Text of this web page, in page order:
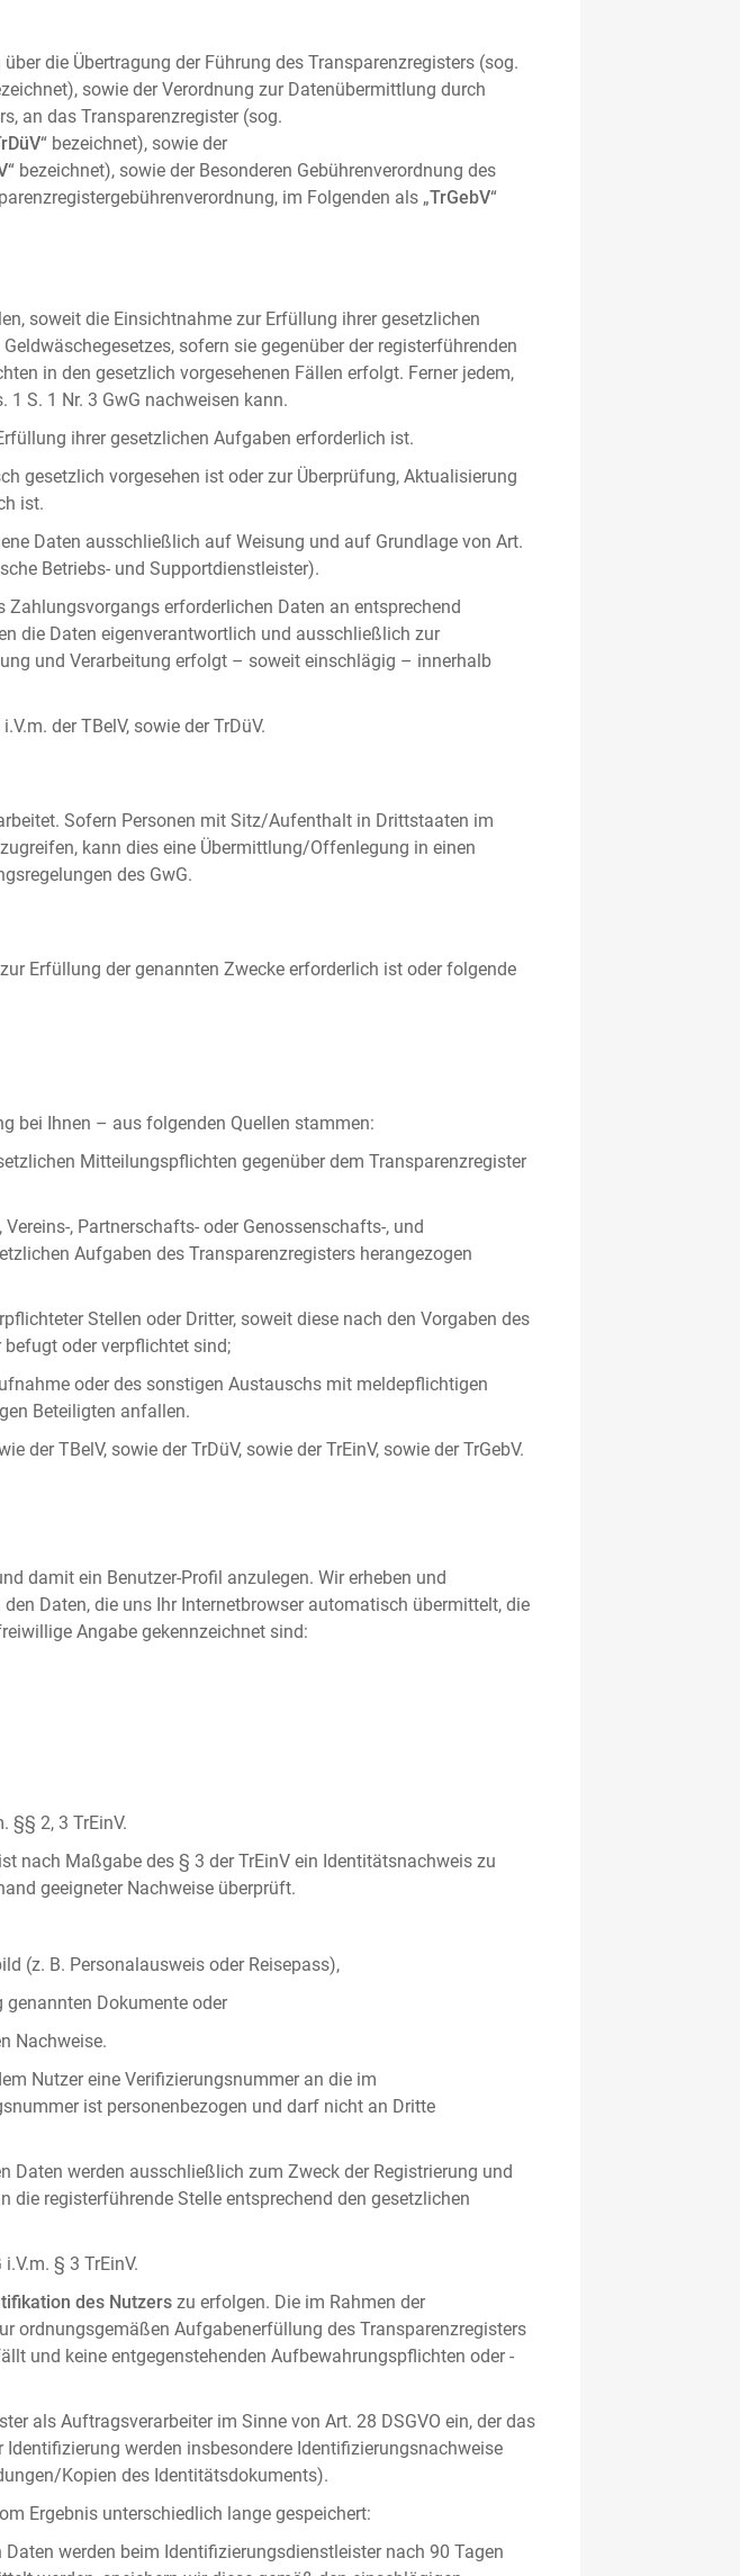
die Übertragung der Führung des Transparenzregisters (sog.
sowie der Verordnung zur Datenübermittlung durch
an das Transparenzregister (sog.
“ bezeichnet), sowie der
“ bezeichnet), sowie der Besonderen Gebührenverordnung des
im Folgenden als „TrGebV“
soweit die Einsichtnahme zur Erfüllung ihrer gesetzlichen
sofern sie gegenüber der registerführenden
in den gesetzlich vorgesehenen Fällen erfolgt. Ferner jedem,
S. 1 Nr. 3 GwG nachweisen kann.
ihrer gesetzlichen Aufgaben erforderlich ist.
gesetzlich vorgesehen ist oder zur Überprüfung, Aktualisierung
ist.
Daten ausschließlich auf Weisung und auf Grundlage von Art.
Betriebs- und Supportdienstleister).
erforderlichen Daten an entsprechend
die Daten eigenverantwortlich und ausschließlich zur
und Verarbeitung erfolgt – soweit einschlägig – innerhalb
der TBelV, sowie der TrDüV.
Sofern Personen mit Sitz/Aufenthalt in Drittstaaten im
kann dies eine Übermittlung/Offenlegung in einen
des GwG.
Erfüllung der genannten Zwecke erforderlich ist oder folgende
bei Ihnen – aus folgenden Quellen stammen:
Mitteilungspflichten gegenüber dem Transparenzregister
, Partnerschafts- oder Genossenschafts-, und
Aufgaben des Transparenzregisters herangezogen
Stellen oder Dritter, soweit diese nach den Vorgaben des
oder verpflichtet sind;
oder des sonstigen Austauschs mit meldepflichtigen
Beteiligten anfallen.
der TBelV, sowie der TrDüV, sowie der TrEinV, sowie der TrGebV.
damit ein Benutzer-Profil anzulegen. Wir erheben und
Daten, die uns Ihr Internetbrowser automatisch übermittelt, die
Angabe gekennzeichnet sind:
§§ 2, 3 TrEinV.
nach Maßgabe des § 3 der TrEinV ein Identitätsnachweis zu
geeigneter Nachweise überprüft.
(z. B. Personalausweis oder Reisepass),
Dokumente oder
Nachweise.
Nutzer eine Verifizierungsnummer an die im
ist personenbezogen und darf nicht an Dritte
Daten werden ausschließlich zum Zweck der Registrierung und
registerführende Stelle entsprechend den gesetzlichen
§ 3 TrEinV.
des Nutzers zu erfolgen. Die im Rahmen der
ordnungsgemäßen Aufgabenerfüllung des Transparenzregisters
und keine entgegenstehenden Aufbewahrungspflichten oder -
als Auftragsverarbeiter im Sinne von Art. 28 DSGVO ein, der das
werden insbesondere Identifizierungsnachweise
Kopien des Identitätsdokuments).
Ergebnis unterschiedlich lange gespeichert:
werden beim Identifizierungsdienstleister nach 90 Tagen